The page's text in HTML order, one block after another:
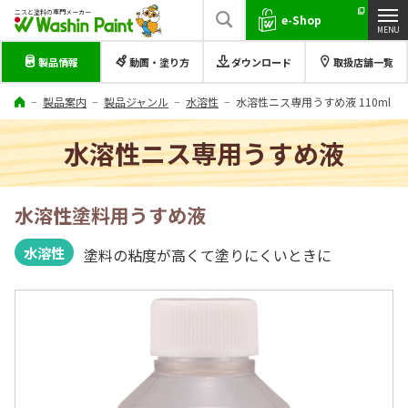
ニスと塗料の専門メーカー e-Shop
製品情報 動画・塗り方 ダウンロード 取扱店舗一覧
製品案内 製品ジャンル 水溶性 水溶性ニス専用うすめ液 110ml
水溶性ニス専用うすめ液
水溶性塗料用うすめ液
水溶性 塗料の粘度が高くて塗りにくいときに